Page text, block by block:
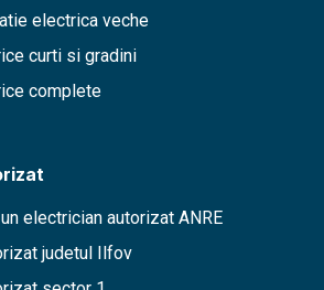
electrica veche
curti si gradini
complete
electrician autorizat ANRE
judetul Ilfov